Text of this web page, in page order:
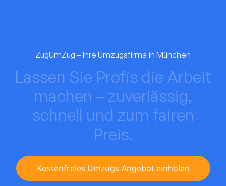
ZugUmZug – Ihre Umzugsfirma in München
Lassen Sie Profis die Arbeit
machen – zuverlässig,
schnell und zum fairen
Preis.
Kostenfreies Umzugs-Angebot einholen